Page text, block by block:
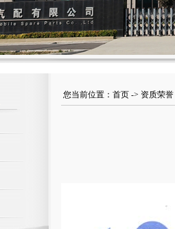
您当前位置： 首页 -> 资质荣誉